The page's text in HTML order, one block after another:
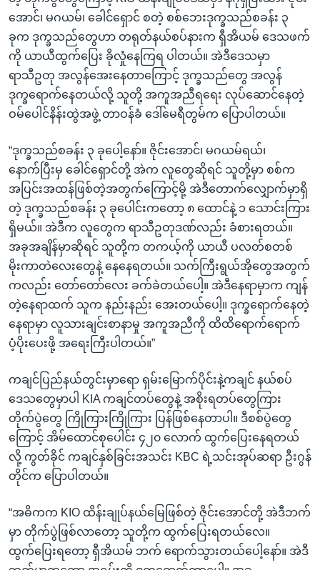
အောင်၊ မဂယမ်၊ ခေါင်ရှောင် စတဲ့ စစ်ဘေးဒုက္ခသည်စခန်း ၃
ခုက ဒုက္ခသည်တွေဟာ တရုတ်နယ်စပ်နားက ရှီအိယမ် ဒေသဖက်
ကို ယာယီထွက်ပြေး ခိုလှုံနေကြရ ပါတယ်။ အဲဒီဒေသမှာ
ရာသီဥတု အလွန်အေးနေတာကြောင့် ဒုက္ခသည်တွေ အလွန်
ဒုက္ခရောက်နေတယ်လို့ သူတို့ အကူအညီရရေး လုပ်ဆောင်နေတဲ့
ဝမ်ပေါင်နိန်းထွဲအဖွဲ့ တာဝန်ခံ ဒေါ်မေရီတွမ်က ပြောပါတယ်။
“ဒုက္ခသည်စခန်း ၃ ခုပေါ့နော်။ ဇိုင်းအောင်၊ မဂယမ်ရယ်၊
နောက်ပြီးမှ ခေါင်ရှောင်တို့ အဲက လူတွေဆိုရင် သူတို့မှာ စစ်က
အပြင်းအထန်ဖြစ်တဲ့အတွက်ကြောင့်မို့ အဲဒီတောက်လျှောက်မှာရှိ
တဲ့ ဒုက္ခသည်စခန်း ၃ ခုပေါင်းကတော့ ၈ ထောင်နဲ့ ၁ သောင်းကြား
ရှိမယ်။ အဲဒီက လူတွေက ရာသီဥတုဒဏ်လည်း ခံစားရတယ်။
အခုအချိန်မှာဆိုရင် သူတို့က တကယ့်ကို ယာယီ ပလတ်စတစ်
မိုးကာတဲလေးတွေနဲ့ နေနေရတယ်။ သက်ကြီးရွယ်အိုတွေအတွက်
ကလည်း တော်တော်လေး ခက်ခဲတယ်ပေါ့။ အဲဒီနေရာမှာက ကျန်
တဲ့နေရာထက် သူက နည်းနည်း အေးတယ်ပေါ့။ ဒုက္ခရောက်နေတဲ့
နေရာမှာ လူသားချင်းစာနာမှု အကူအညီကို ထိထိရောက်ရောက်
ပံ့ပိုးပေးဖို့ အရေးကြီးပါတယ်။”
ကချင်ပြည်နယ်တွင်းမှာရော ရှမ်းမြောက်ပိုင်းနဲ့ကချင် နယ်စပ်
ဒေသတွေမှာပါ KIA ကချင်တပ်တွေနဲ့ အစိုးရတပ်တွေကြား
တိုက်ပွဲတွေ ကြိုကြားကြိုကြား ပြန်ဖြစ်နေတာပါ။ ဒီစစ်ပွဲတွေ
ကြောင့် အိမ်ထောင်စုပေါင်း ၄၂၀ လောက် ထွက်ပြေးနေရတယ်
လို့ ကွတ်ခိုင် ကချင်နှစ်ခြင်းအသင်း KBC ရဲ့သင်းအုပ်ဆရာ ဦးဂွန်
တိုင်က ပြောပါတယ်။
“အဓိကက KIO ထိန်းချုပ်နယ်မြေဖြစ်တဲ့ ဇိုင်းအောင်တို့ အဲဒီဘက်
မှာ တိုက်ပွဲဖြစ်လာတော့ သူတို့က ထွက်ပြေးရတယ်လေ။
ထွက်ပြေးရတော့ ရှီအိယမ် ဘက် ရောက်သွားတယ်ပေါ့နော်။ အဲဒီ